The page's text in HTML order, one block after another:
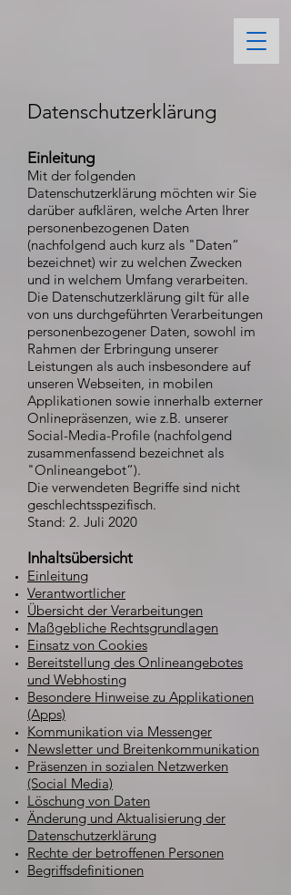
Datenschutzerklärung
Einleitung
Mit der folgenden
Datenschutzerklärung möchten wir Sie
darüber aufklären, welche Arten Ihrer
personenbezogenen Daten
(nachfolgend auch kurz als "Daten“
bezeichnet) wir zu welchen Zwecken
und in welchem Umfang verarbeiten.
Die Datenschutzerklärung gilt für alle
von uns durchgeführten Verarbeitungen
personenbezogener Daten, sowohl im
Rahmen der Erbringung unserer
Leistungen als auch insbesondere auf
unseren Webseiten, in mobilen
Applikationen sowie innerhalb externer
Onlinepräsenzen, wie z.B. unserer
Social-Media-Profile (nachfolgend
zusammenfassend bezeichnet als
"Onlineangebot“).
Die verwendeten Begriffe sind nicht
geschlechtsspezifisch.
Stand: 2. Juli 2020
Inhaltsübersicht
Einleitung
Verantwortlicher
Übersicht der Verarbeitungen
Maßgebliche Rechtsgrundlagen
Einsatz von Cookies
Bereitstellung des Onlineangebotes
und Webhosting
Besondere Hinweise zu Applikationen
(Apps)
Kommunikation via Messenger
Newsletter und Breitenkommunikation
Präsenzen in sozialen Netzwerken
(Social Media)
Löschung von Daten
Änderung und Aktualisierung der
Datenschutzerklärung
Rechte der betroffenen Personen
Begriffsdefinitionen